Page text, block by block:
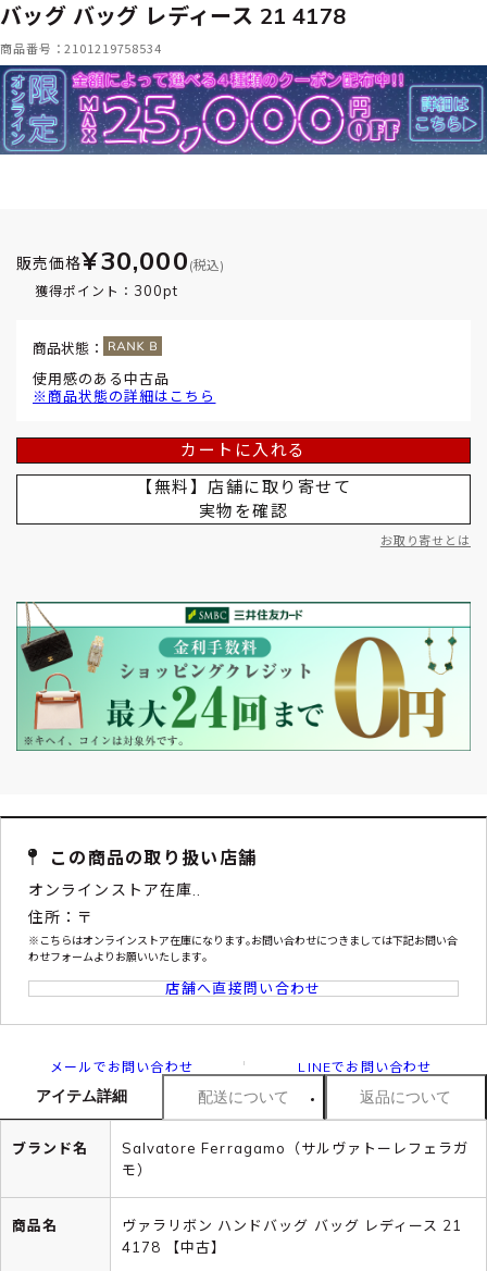
バッグ バッグ レディース 21 4178
商品番号：2101219758534
販売価格¥30,000 (税込)
獲得ポイント： 300pt
商品状態：
使用感のある中古品
※商品状態の詳細はこちら
カートに入れる
【無料】店舗に取り寄せて
実物を確認
お取り寄せとは
この商品の取り扱い店舗
オンラインストア在庫..
住所：〒
※こちらはオンラインストア在庫になります｡お問い合わせにつきましては下記お問い合
わせフォームよりお願いいたします｡
店舗へ直接問い合わせ
メールでお問い合わせ LINEでお問い合わせ
アイテム詳細 配送について 返品について
ブランド名
Salvatore Ferragamo（サルヴァトーレフェラガ
モ）
商品名
ヴァラリボン ハンドバッグ バッグ レディース 21
4178 【中古】